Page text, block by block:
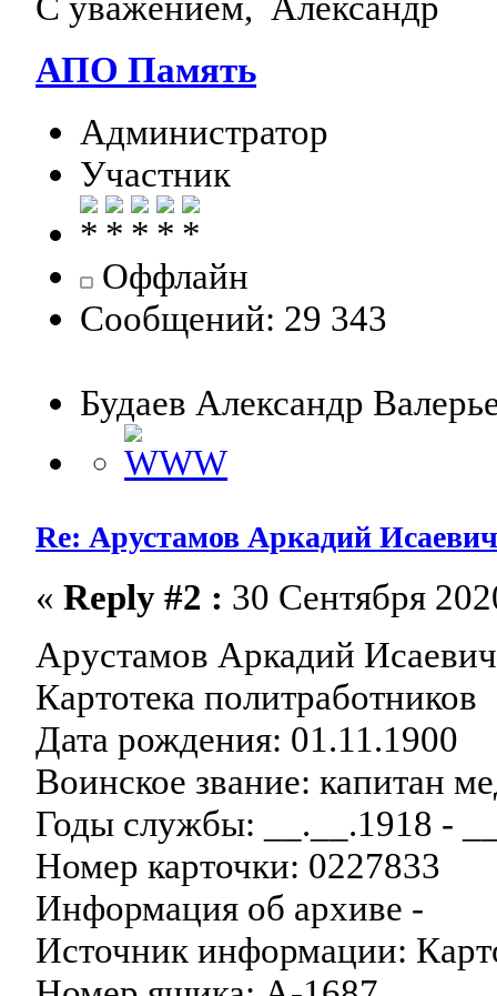
АПО Память
Администратор
Участник
Оффлайн
Сообщений: 29 343
Будаев Александр
Re: Арустамов Аркадий
«Reply #2 : 30 Сентября
Арустамов Аркадий Исаевич
Картотека политработников
Дата рождения: 01.11.1900
Воинское звание: капитан
Годы службы: __.__.1918 -
Номер карточки: 0227833
Информация об архиве -
Источник информации: